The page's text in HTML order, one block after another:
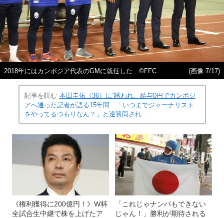
2018年にはカンボジア代表のGMに就任した ©FFC (画像 7/17)
記事を読む 本田圭佑（36）に“誘われ、給与0円でカンボジ
アへ通った記者が語る15年間 「いつまでジャーナリスト
をやってるつもりなん？」と逆質問され…
《権利獲得に200億円！》W杯
全試合生中継で株を上げたア
「これじゃナンパもできない
じゃん！」勝利が期待される